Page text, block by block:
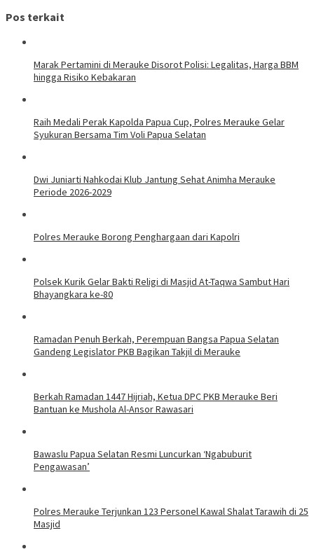
Pos terkait
Marak Pertamini di Merauke Disorot Polisi: Legalitas, Harga BBM
hingga Risiko Kebakaran
Raih Medali Perak Kapolda Papua Cup, Polres Merauke Gelar
Syukuran Bersama Tim Voli Papua Selatan
Dwi Juniarti Nahkodai Klub Jantung Sehat Animha Merauke
Periode 2026-2029
Polres Merauke Borong Penghargaan dari Kapolri
Polsek Kurik Gelar Bakti Religi di Masjid At-Taqwa Sambut Hari
Bhayangkara ke-80
Ramadan Penuh Berkah, Perempuan Bangsa Papua Selatan
Gandeng Legislator PKB Bagikan Takjil di Merauke
Berkah Ramadan 1447 Hijriah, Ketua DPC PKB Merauke Beri
Bantuan ke Mushola Al-Ansor Rawasari
Bawaslu Papua Selatan Resmi Luncurkan ‘Ngabuburit
Pengawasan’
Polres Merauke Terjunkan 123 Personel Kawal Shalat Tarawih di 25
Masjid